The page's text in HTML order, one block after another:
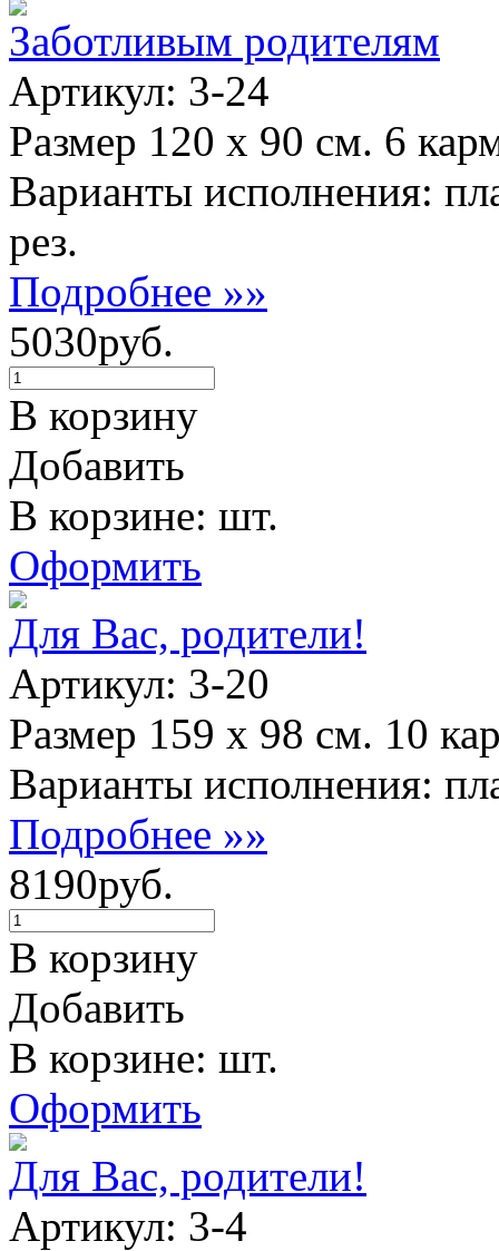
Заботливым родителям
Артикул: 3-24
Размер 120 х 90 см. 6
Варианты исполнения:
рез.
Подробнее »»
5030руб.
В корзину
Добавить
В корзине: шт.
Оформить
Для Вас, родители!
Артикул: 3-20
Размер 159 х 98 см. 10
Варианты исполнения:
Подробнее »»
8190руб.
В корзину
Добавить
В корзине: шт.
Оформить
Для Вас, родители!
Артикул: 3-4